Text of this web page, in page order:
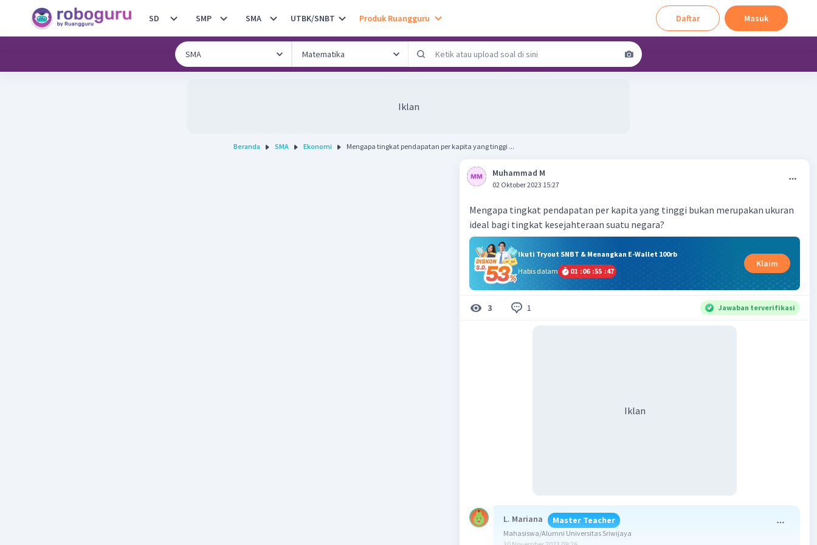
SD SMP SMA UTBK/SNBT Produk Ruangguru Daftar Masuk
Iklan
Beranda SMA Ekonomi Mengapa tingkat pendapatan per kapita yang tinggi ...
Muhammad M
02 Oktober 2023 15:27
Mengapa tingkat pendapatan per kapita yang tinggi bukan merupakan ukuran
ideal bagi tingkat kesejahteraan suatu negara?
Ikuti Tryout SNBT & Menangkan E-Wallet 100rb
Habis dalam
01 :06 :55 :46
Klaim
3 1 Jawaban terverifikasi
Iklan
L. Mariana Master Teacher
Mahasiswa/Alumni Universitas Sriwijaya